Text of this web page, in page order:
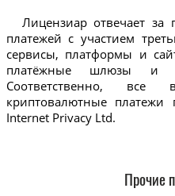
Лицензиар отвечает за
платежей с участием
сервисы, платформы и
платёжные шлюзы и
Соответственно,
криптовалютные
Internet Privacy Ltd.
Прочие